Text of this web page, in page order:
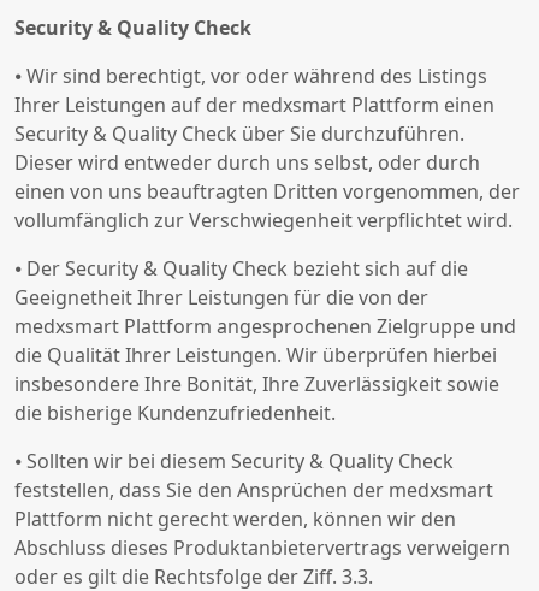
Security & Quality Check
⦁ Wir sind berechtigt, vor oder während des Listings
Ihrer Leistungen auf der medxsmart Plattform einen
Security & Quality Check über Sie durchzuführen.
Dieser wird entweder durch uns selbst, oder durch
einen von uns beauftragten Dritten vorgenommen, der
vollumfänglich zur Verschwiegenheit verpflichtet wird.
⦁ Der Security & Quality Check bezieht sich auf die
Geeignetheit Ihrer Leistungen für die von der
medxsmart Plattform angesprochenen Zielgruppe und
die Qualität Ihrer Leistungen. Wir überprüfen hierbei
insbesondere Ihre Bonität, Ihre Zuverlässigkeit sowie
die bisherige Kundenzufriedenheit.
⦁ Sollten wir bei diesem Security & Quality Check
feststellen, dass Sie den Ansprüchen der medxsmart
Plattform nicht gerecht werden, können wir den
Abschluss dieses Produktanbietervertrags verweigern
oder es gilt die Rechtsfolge der Ziff. 3.3.